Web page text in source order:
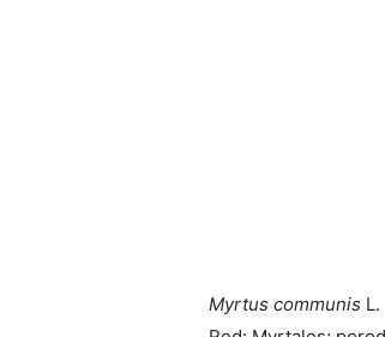
Myrtus communis L.